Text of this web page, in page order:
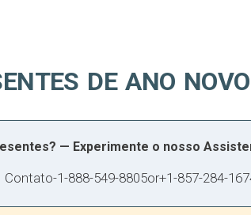
DE ANO
— Experimente o nosso
Contato-1-888-549-8805or+1-857-284-